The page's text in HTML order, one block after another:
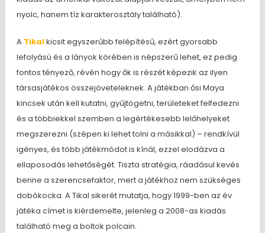
nyolc, hanem tíz karakterosztály található).
A Tikalkicsit egyszerűbb felépítésű, ezért gyorsabb
lefolyású és a lányok körében is népszerű lehet, ez pedig
fontos tényező, révén hogy ők is részét képezik az ilyen
társasjátékos összejöveteleknek. A játékban ősi Maya
kincsek után kell kutatni, gyűjtögetni, területeket felfedezni
és a többiekkel szemben a legértékesebb lelőhelyeket
megszerezni (szépen ki lehet tolni a másikkal) – rendkívül
igényes, és több játékmódot is kínál, ezzel elodázva a
ellaposodás lehetőségét. Tiszta stratégia, ráadásul kevés
benne a szerencsefaktor, mert a játékhoz nem szükséges
dobókocka. A Tikal sikerét mutatja, hogy 1999-ben az év
játéka címet is kiérdemelte, jelenleg a 2008-as kiadás
található meg a boltok polcain.